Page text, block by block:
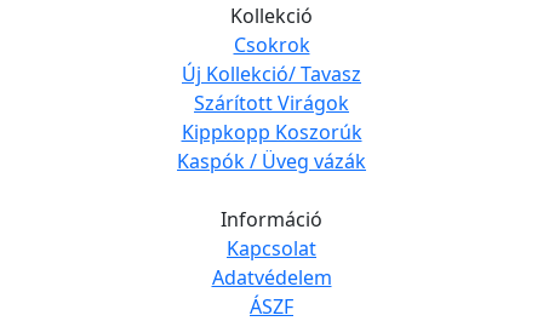
Kollekció
Csokrok
Új Kollekció/ Tavasz
Szárított Virágok
Kippkopp Koszorúk
Kaspók / Üveg vázák
Információ
Kapcsolat
Adatvédelem
ÁSZF